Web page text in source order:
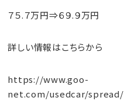
７５.７万円⇒６９.９万円
詳しい情報はこちらから
https://www.goo-
net.com/usedcar/spread/